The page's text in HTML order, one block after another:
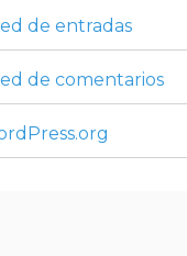
de entradas
de comentarios